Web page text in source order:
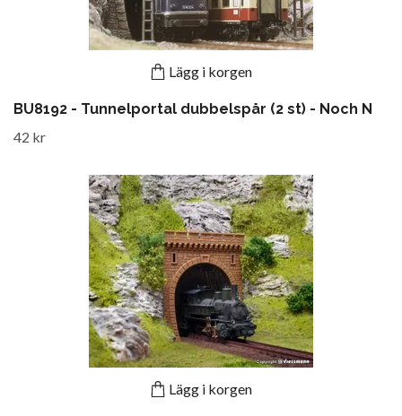
Lägg i korgen
BU8192 - Tunnelportal dubbelspår (2 st) - Noch N
42 kr
Lägg i korgen